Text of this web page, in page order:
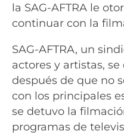
la SAG-AFTRA le
continuar con la
SAG-AFTRA, un
actores y artistas,
después de que no
con los principales
se detuvo la
programas de